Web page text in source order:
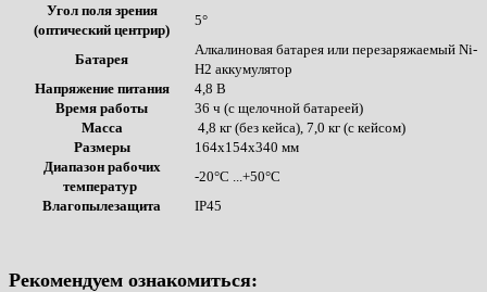
Угол поля зрения
(оптический центрир)
5°
Батарея
Алкалиновая батарея или перезаряжаемый Ni-
H2 аккумулятор
Напряжение питания
4,8 В
Время работы
36 ч (с щелочной батареей)
Масса
4,8 кг (без кейса), 7,0 кг (с кейсом)
Размеры
164x154x340 мм
Диапазон рабочих
температур
-20°С ...+50°С
Влагопылезащита
IP45
Рекомендуем ознакомиться: